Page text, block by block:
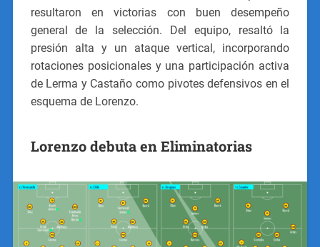
resultaron en victorias con buen desempeño
general de la selección. Del equipo, resaltó la
presión alta y un ataque vertical, incorporando
rotaciones posicionales y una participación activa
de Lerma y Castaño como pivotes defensivos en el
esquema de Lorenzo.
Lorenzo debuta en Eliminatorias